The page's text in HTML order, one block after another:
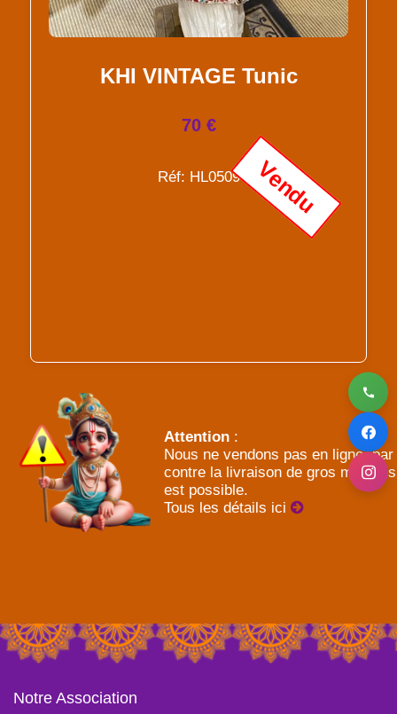
KHI VINTAGE Tunic
70 €
Réf: HL0509 Vendu
Attention :
Nous ne vendons pas en ligne, par
contre la livraison de gros meubles
est possible.
Tous les détails ici
Notre Association